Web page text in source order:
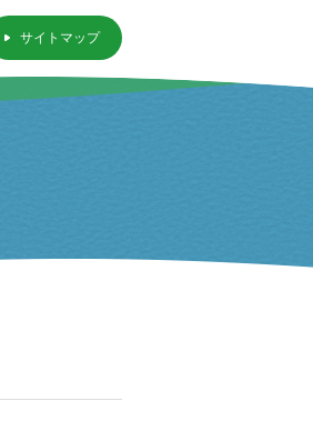
サイトマップ